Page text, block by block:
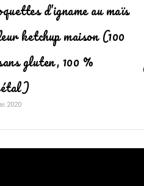
d’igname au maïs
ketchup maison (100
gluten, 100 %
2020